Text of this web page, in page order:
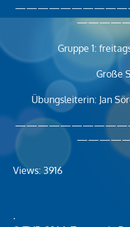
Gruppe 1:
Große
Übungsleiterin: Jan
Views: 3916
.